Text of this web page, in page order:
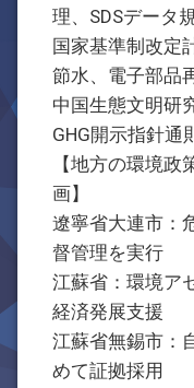
理、SDSデータ
国家基準制改定
節水、電子部品
中国生態文明研
GHG開示指針通
【地方の環境
画】
遼寧省大連市：
督管理を実行
江蘇省：環境ア
経済発展支援
江蘇省無錫市：
めて証拠採用